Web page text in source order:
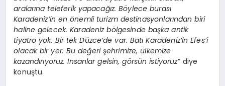
aralarına teleferik yapacağız. Böylece burası
Karadeniz’in en önemli turizm destinasyonlarından biri
haline gelecek. Karadeniz bölgesinde başka antik
tiyatro yok. Bir tek Düzce’de var. Batı Karadeniz’in Efes’i
olacak bir yer. Bu değeri şehrimize, ülkemize
kazandırıyoruz. İnsanlar gelsin, görsün istiyoruz” diye
konuştu.